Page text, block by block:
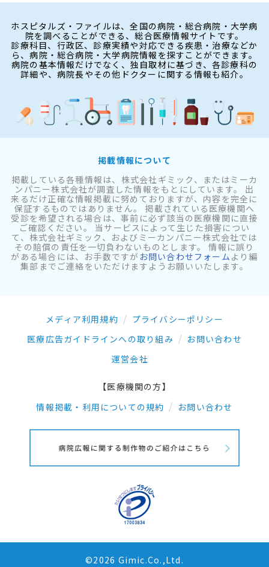
ホスピタルズ・ファイルは、全国の病院・総合病院・大学病
院を調べることができる、総合医療情報サイトです。
診療科目、行政区、診療実績や対応できる疾患・治療などか
ら、病院・総合病院・大学病院情報を探すことができます。
病院の基本情報だけでなく、独自取材に基づき、各診療科の
詳細や、病院長やその他ドクターに関する情報も紹介。
掲載情報について
掲載している各種情報は、株式会社ギミック、またはミーカ
ンパニー株式会社が調査した情報をもとにしています。 出
来るだけ正確な情報掲載に努めておりますが、内容を完全に
保証するものではありません。 掲載されている医療機関へ
受診を希望される場合は、事前に必ず該当の医療機関に直接
ご確認ください。 当サービスによって生じた損害につい
て、株式会社ギミック、およびミーカンパニー株式会社では
その賠償の責任を一切負わないものとします。 情報に誤り
がある場合には、お手数ですが お問い合わせフォーム より編
集部までご連絡をいただけますようお願いいたします。
メディア利用規約
プライバシーポリシー
医療広告ガイドラインへの取り組み
お問い合わせ
運営会社
【医療機関の方】
情報掲載・利用についての規約
お問い合わせ
©2026 Gimic.Co.,Ltd.